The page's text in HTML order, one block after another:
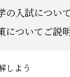
の入試につい
についてご説明
しよう